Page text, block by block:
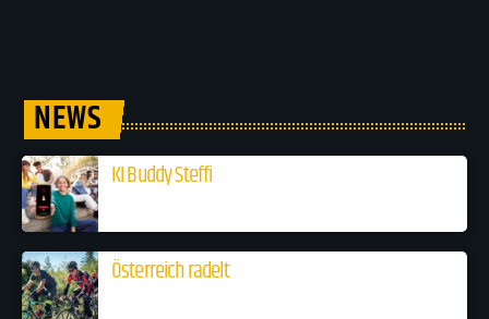
NEWS
KI Buddy Steffi
Österreich radelt